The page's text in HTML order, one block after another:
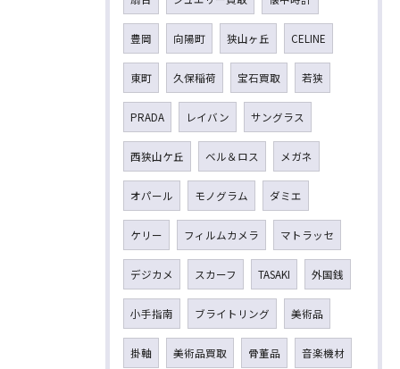
豊岡 向陽町 狭山ヶ丘 CELINE
東町 久保稲荷 宝石買取 若狭
PRADA レイバン サングラス
西狭山ケ丘 ベル＆ロス メガネ
オパール モノグラム ダミエ
ケリー フィルムカメラ マトラッセ
デジカメ スカーフ TASAKI 外国銭
小手指南 ブライトリング 美術品
掛軸 美術品買取 骨董品 音楽機材